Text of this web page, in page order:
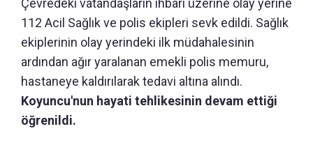
Çevredeki vatandaşların ihbarı üzerine olay yerine
112 Acil Sağlık ve polis ekipleri sevk edildi. Sağlık
ekiplerinin olay yerindeki ilk müdahalesinin
ardından ağır yaralanan emekli polis memuru,
hastaneye kaldırılarak tedavi altına alındı.
Koyuncu'nun hayati tehlikesinin devam ettiği
öğrenildi.